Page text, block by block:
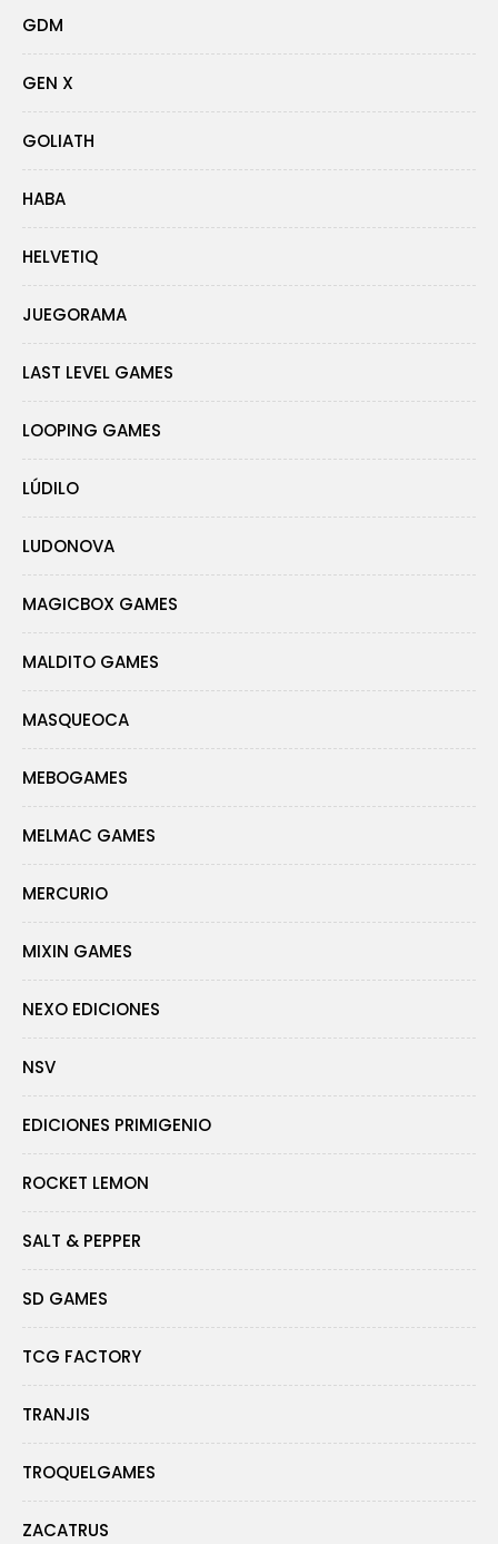
GDM
GEN X
GOLIATH
HABA
HELVETIQ
JUEGORAMA
LAST LEVEL GAMES
LOOPING GAMES
LÚDILO
LUDONOVA
MAGICBOX GAMES
MALDITO GAMES
MASQUEOCA
MEBOGAMES
MELMAC GAMES
MERCURIO
MIXIN GAMES
NEXO EDICIONES
NSV
EDICIONES PRIMIGENIO
ROCKET LEMON
SALT & PEPPER
SD GAMES
TCG FACTORY
TRANJIS
TROQUELGAMES
ZACATRUS